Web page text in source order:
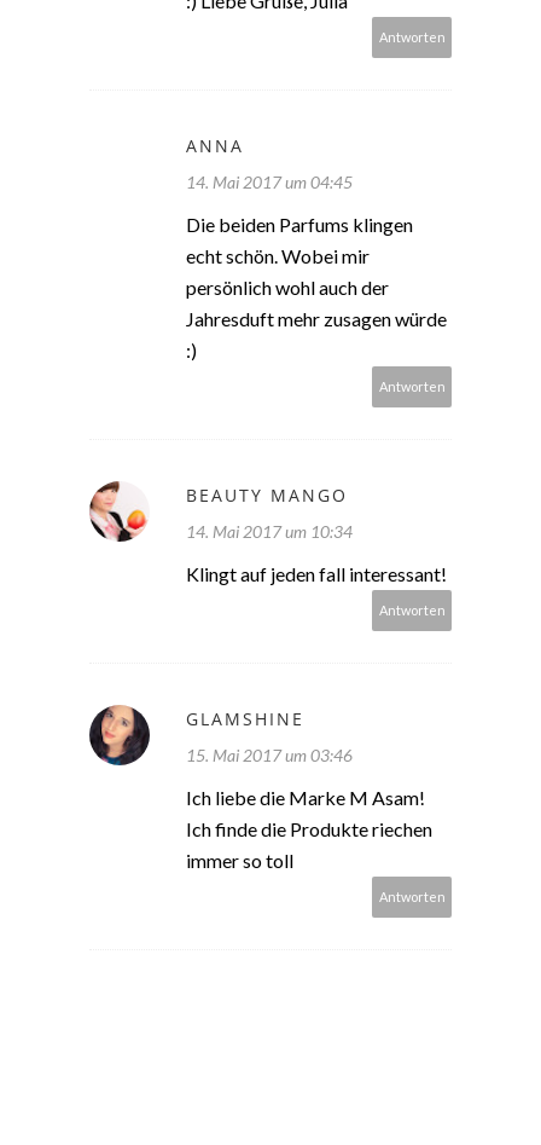
Antworten
ANNA
14. Mai 2017 um 04:45
Die beiden Parfums klingen
echt schön. Wobei mir
persönlich wohl auch der
Jahresduft mehr zusagen würde
:)
Antworten
BEAUTY MANGO
14. Mai 2017 um 10:34
Klingt auf jeden fall interessant!
Antworten
GLAMSHINE
15. Mai 2017 um 03:46
Ich liebe die Marke M Asam!
Ich finde die Produkte riechen
immer so toll
Antworten